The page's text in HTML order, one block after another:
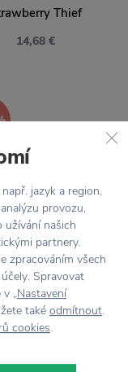
Thief
14,68 €
LOQI
taška B for
Beauty Black
€ 10,28 €
jazyk a region,
provozu,
užívání našich
partnery.
zpracováním všech
Spravovat
„Nastavení
také odmítnout.
cookies.